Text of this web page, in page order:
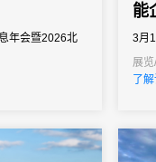
年会暨2026北
心。大会由北
合主办，中国
能
3月
家
展
了